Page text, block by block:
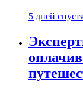
5 дней